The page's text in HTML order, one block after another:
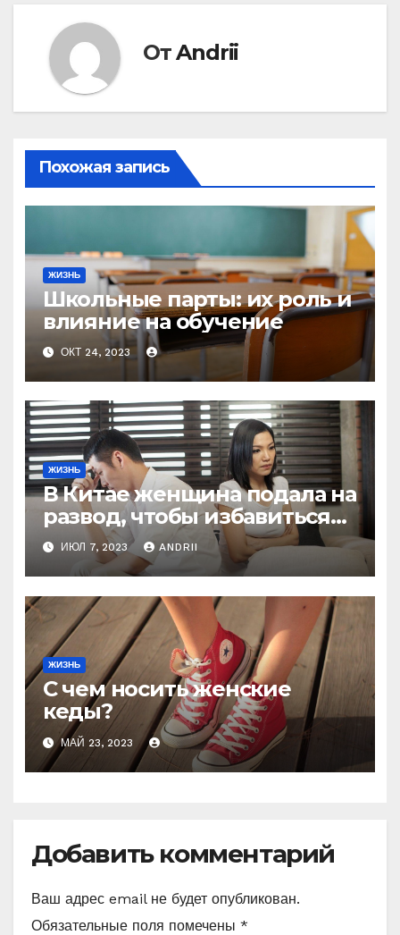
ОтAndrii
Похожая запись
ЖИЗНЬ
Школьные парты: их роль и
влияние на обучение
ОКТ 24, 2023
ЖИЗНЬ
В Китае женщина подала на
развод, чтобы избавиться
от мужа-деспота, который
заставлял её рожать 6 раз,
чтобы получить
наследника
ИЮЛ 7, 2023 ANDRII
ЖИЗНЬ
С чем носить женские
кеды?
МАЙ 23, 2023
Добавить комментарий
Ваш адрес email не будет опубликован.
Обязательные поля помечены *